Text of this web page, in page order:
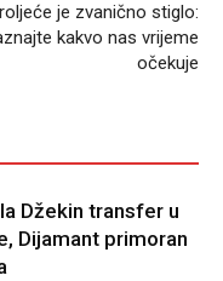
je zvanično stiglo:
kakvo nas vrijeme
očekuje
Džekin transfer u
Dijamant primoran